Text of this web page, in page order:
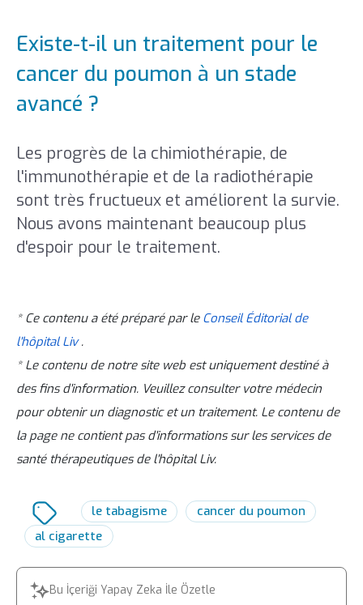
Existe-t-il un traitement pour le
cancer du poumon à un stade
avancé ?
Les progrès de la chimiothérapie, de
l'immunothérapie et de la radiothérapie
sont très fructueux et améliorent la survie.
Nous avons maintenant beaucoup plus
d'espoir pour le traitement.
* Ce contenu a été préparé par le Conseil Éditorial de
l'hôpital Liv.
* Le contenu de notre site web est uniquement destiné à
des fins d'information. Veuillez consulter votre médecin
pour obtenir un diagnostic et un traitement. Le contenu de
la page ne contient pas d'informations sur les services de
santé thérapeutiques de l'hôpital Liv.
le tabagisme
cancer du poumon
al cigarette
Bu İçeriği Yapay Zeka İle Özetle